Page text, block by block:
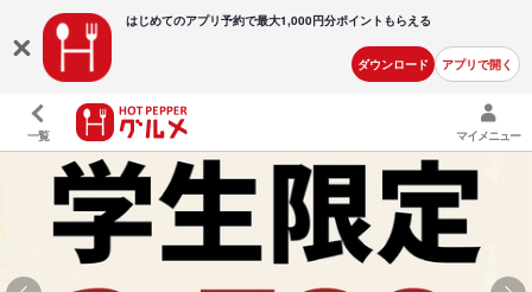
はじめてのアプリ予約で最大1,000円分ポイントもらえる
ダウンロード アプリで開く
一覧 マイメニュー